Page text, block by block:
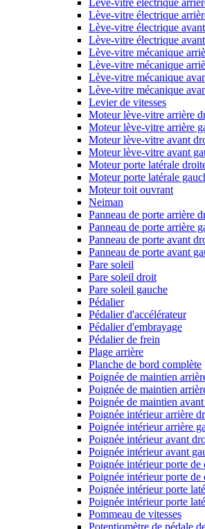
Lève-vitre électrique
Lève-vitre électrique
Lève-vitre électrique
Lève-vitre électrique
Lève-vitre mécanique
Lève-vitre mécanique
Lève-vitre mécanique
Lève-vitre mécanique
Levier de vitesses
Moteur lève-vitre arrière
Moteur lève-vitre arrière
Moteur lève-vitre avant
Moteur lève-vitre avant
Moteur porte latérale
Moteur porte latérale
Moteur toit ouvrant
Neiman
Panneau de porte arrière
Panneau de porte arrière
Panneau de porte avant
Panneau de porte avant
Pare soleil
Pare soleil droit
Pare soleil gauche
Pédalier
Pédalier d'accélérateur
Pédalier d'embrayage
Pédalier de frein
Plage arrière
Planche de bord complète
Poignée de maintien
Poignée de maintien
Poignée de maintien
Poignée intérieur arrière
Poignée intérieur arrière
Poignée intérieur avant
Poignée intérieur avant
Poignée intérieur porte
Poignée intérieur porte de
Poignée intérieur porte
Poignée intérieur porte
Pommeau de vitesses
Potentiomètre de pédale